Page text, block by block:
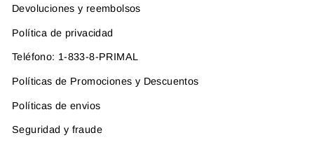
Devoluciones y reembolsos
Política de privacidad
Teléfono: 1-833-8-PRIMAL
Políticas de Promociones y Descuentos
Políticas de envios
Seguridad y fraude